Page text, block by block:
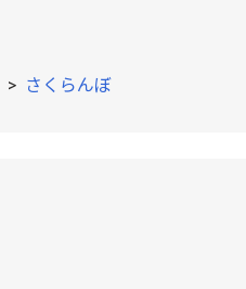
> さくらんぼ